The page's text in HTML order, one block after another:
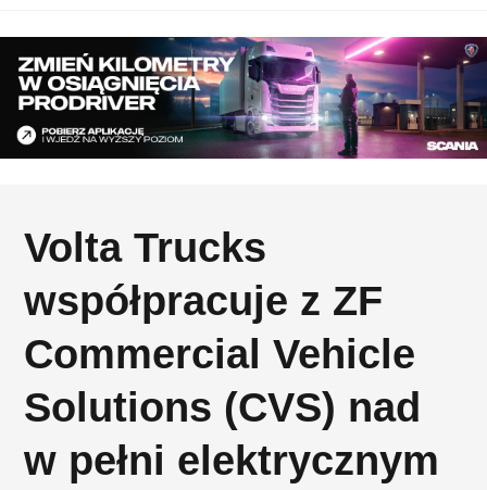
Volta Trucks
współpracuje z ZF
Commercial Vehicle
Solutions (CVS) nad
w pełni elektrycznym